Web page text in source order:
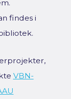
findes i
VBN-